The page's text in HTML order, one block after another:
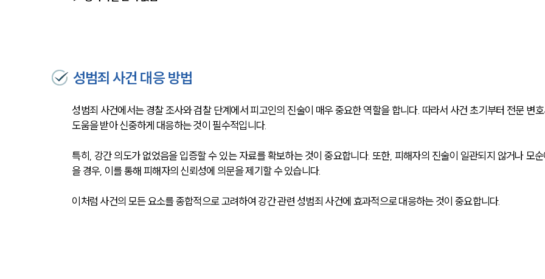
성범죄 사건 대응 방법
성범죄 사건에서는 경찰 조사와 검찰 단계에서 피고인의 진술이 매우 중요한 역할을 합니다. 따라서 사건 초기부터 전문 변
도움을 받아 신중하게 대응하는 것이 필수적입니다.
특히, 강간 의도가 없었음을 입증할 수 있는 자료를 확보하는 것이 중요합니다. 또한, 피해자의 진술이 일관되지 않거나 모순
을 경우, 이를 통해 피해자의 신뢰성에 의문을 제기할 수 있습니다.
이처럼 사건의 모든 요소를 종합적으로 고려하여 강간 관련 성범죄 사건에 효과적으로 대응하는 것이 중요합니다.